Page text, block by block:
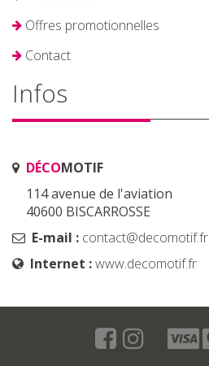
Offres promotionnelles
Contact
Infos
DÉCOMOTIF
114 avenue de l'aviation
40600 BISCARROSSE
E-mail : contact@decomotif.fr
Internet :www.decomotif.fr